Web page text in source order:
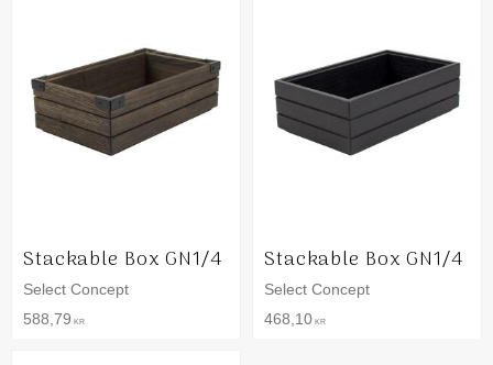
Stackable Box GN1/4
Select Concept
588,79 KR
Stackable Box GN1/4
Select Concept
468,10 KR